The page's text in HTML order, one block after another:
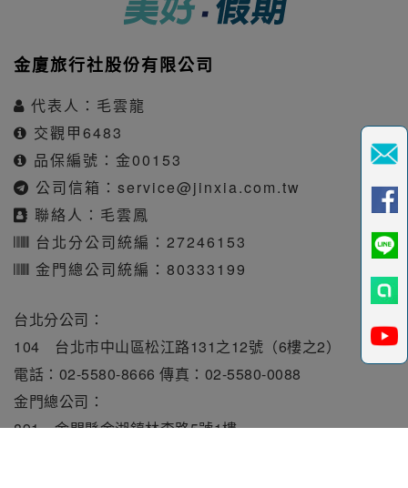
金廈旅行社股份有限公司
代表人：毛雲龍
交觀甲6483
品保編號：金00153
公司信箱： service@jinxia.com.tw
聯絡人：毛雲鳳
台北分公司統編：27246153
金門總公司統編：80333199
台北分公司：
104 台北市中山區松江路131之12號（6樓之2）
電話：02-5580-8666 傳真：02-5580-0088
金門總公司：
891 金門縣金湖鎮林森路5號1樓